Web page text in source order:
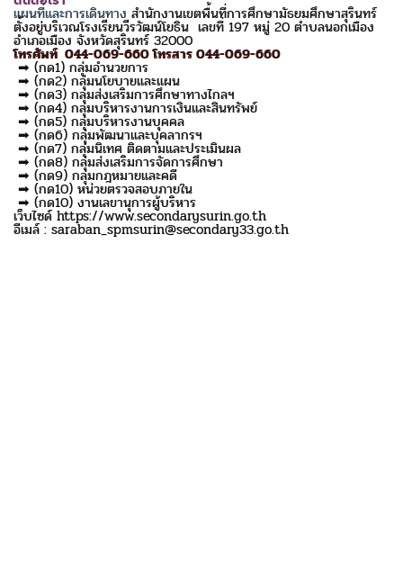
แผนที่และการเดินทาง สำนักงานเขตพื้นที่การศึกษามัธยมศึกษาสุรินทร์
ตั้งอยู่บริเวณโรงเรียนวีรวัฒน์โยธิน เลขที่ 197 หมู่ 20 ตำบลนอกเมือง
อำเภอเมือง จังหวัดสุรินทร์ 32000
โทรศัพท์ 044-069-660 โทรสาร 044-069-660
➡ (กด1) กลุ่มอำนวยการ
➡ (กด2) กลุ่มนโยบายและแผน
➡ (กด3) กลุ่มส่งเสริมการศึกษาทางไกลฯ
➡ (กด4) กลุ่มบริหารงานการเงินและสินทรัพย์
➡ (กด5) กลุ่มบริหารงานบุคคล
➡ (กด6) กลุ่มพัฒนาและบุคลากรฯ
➡ (กด7) กลุ่มนิเทศ ติดตามและประเมินผล
➡ (กด8) กลุ่มส่งเสริมการจัดการศึกษา
➡ (กด9) กลุ่มกฎหมายและคดี
➡ (กด10) หน่วยตรวจสอบภายใน
➡ (กด10) งานเลขานุการผู้บริหาร
เว็บไซด์ https://www.secondarysurin.go.th
อีเมล์ : saraban_spmsurin@secondary33.go.th